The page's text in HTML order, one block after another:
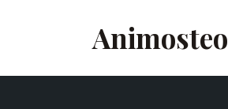
Animosteo